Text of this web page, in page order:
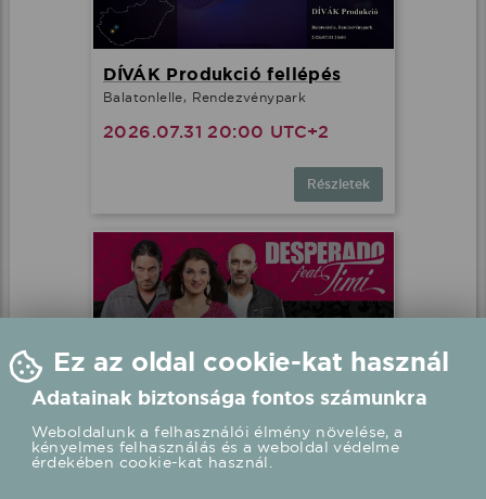
DÍVÁK Produkció fellépés
Balatonlelle, Rendezvénypark
2026.07.31 20:00 UTC+2
Részletek
Desperado feat. Timi fellépés
Zalakaros, Karos Korzó
Ez az oldal cookie-kat használ
Adatainak biztonsága fontos számunkra
Weboldalunk a felhasználói élmény növelése, a
kényelmes felhasználás és a weboldal védelme
érdekében cookie-kat használ.